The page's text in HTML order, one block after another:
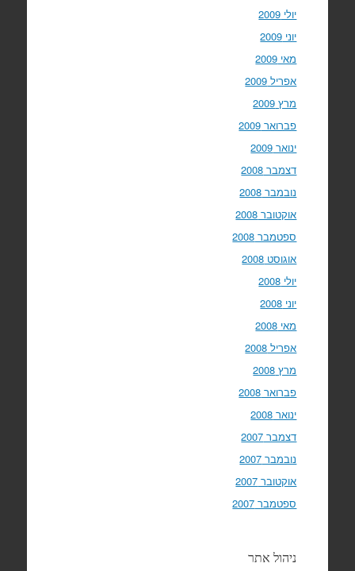
יולי 2009
יוני 2009
מאי 2009
אפריל 2009
מרץ 2009
פברואר 2009
ינואר 2009
דצמבר 2008
נובמבר 2008
אוקטובר 2008
ספטמבר 2008
אוגוסט 2008
יולי 2008
יוני 2008
מאי 2008
אפריל 2008
מרץ 2008
פברואר 2008
ינואר 2008
דצמבר 2007
נובמבר 2007
אוקטובר 2007
ספטמבר 2007
ניהול אתר